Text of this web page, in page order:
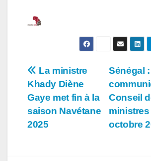
Navigation
de
l’article
Sénégal :
Conseil
ministres
octobre
La ministre
Khady Diène
Gaye met fin à la
saison Navétane
2025